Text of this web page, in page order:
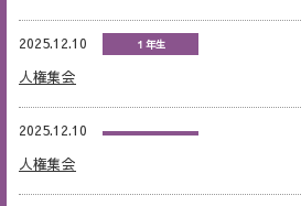
2025.12.10 １年生
人権集会
2025.12.10
人権集会